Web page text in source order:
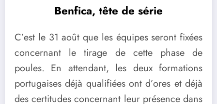
Benfica, tête de série
C’est le 31 août que les équipes seront fixées
concernant le tirage de cette phase de
poules. En attendant, les deux formations
portugaises déjà qualifiées ont d’ores et déjà
des certitudes concernant leur présence dans